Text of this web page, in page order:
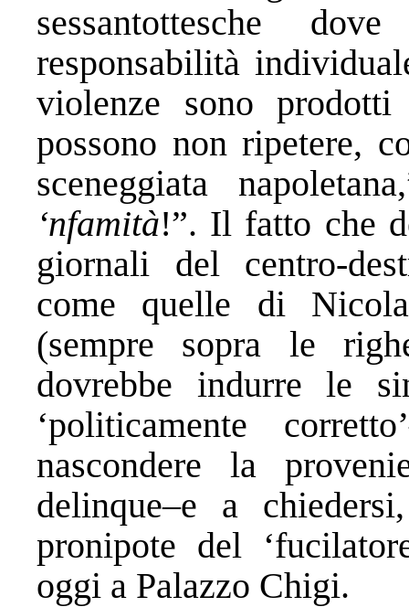
sessantottesche
responsabilità
violenze sono
possono non ripetere,
sceneggiata
‘nfamità!”. Il fatto che
giornali del centro-
come quelle di
(sempre sopra le
dovrebbe indurre le
‘politicamente
nascondere la
delinque–e a
pronipote del
oggi a Palazzo Chigi.